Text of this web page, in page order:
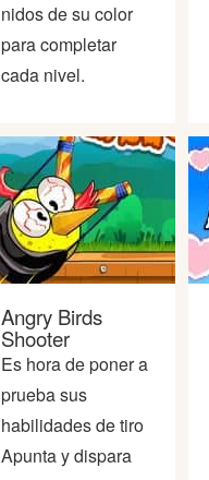
nidos de su color
para completar
cada nivel.
Angry Birds
Shooter
Es hora de poner a
prueba sus
habilidades de tiro
Apunta y dispara